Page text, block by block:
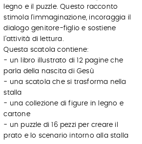
legno e il puzzle. Questo racconto
stimola l'immaginazione, incoraggia il
dialogo genitore-figlio e sostiene
l'attività di lettura.
Questa scatola contiene:
- un libro illustrato di 12 pagine che
parla della nascita di Gesù
- una scatola che si trasforma nella
stalla
- una collezione di figure in legno e
cartone
- un puzzle di 16 pezzi per creare il
prato e lo scenario intorno alla stalla